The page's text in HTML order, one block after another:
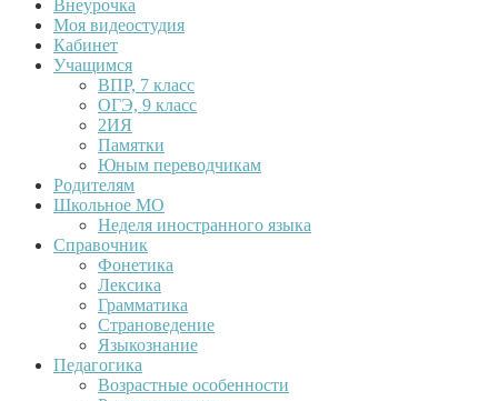
Внеурочка
Моя видеостудия
Кабинет
Учащимся
ВПР, 7 класс
ОГЭ, 9 класс
2ИЯ
Памятки
Юным переводчикам
Родителям
Школьное МО
Неделя иностранного языка
Справочник
Фонетика
Лексика
Грамматика
Страноведение
Языкознание
Педагогика
Возрастные особенности